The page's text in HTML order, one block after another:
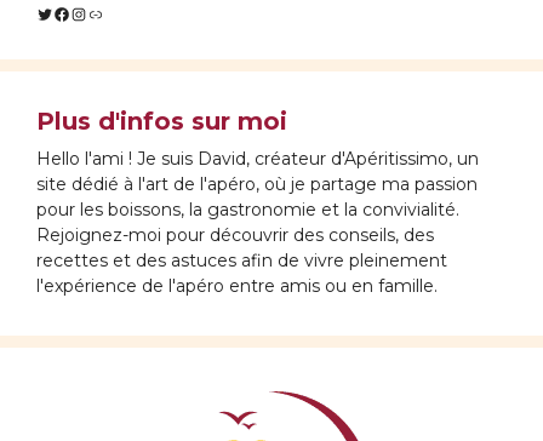
Twitter
Facebook
Instagram
Lien
Plus d'infos sur moi
Hello l'ami ! Je suis David, créateur d'Apéritissimo, un
site dédié à l'art de l'apéro, où je partage ma passion
pour les boissons, la gastronomie et la convivialité.
Rejoignez-moi pour découvrir des conseils, des
recettes et des astuces afin de vivre pleinement
l'expérience de l'apéro entre amis ou en famille.